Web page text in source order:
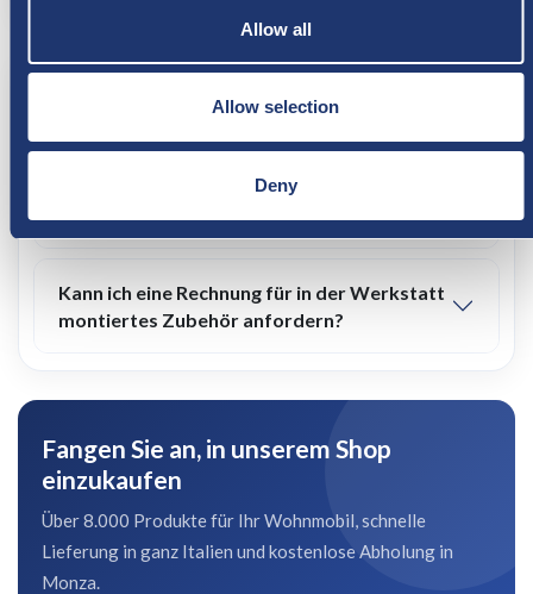
Allow all
Allow selection
Deny
Rechnung und Steuerdaten
Kann ich eine Rechnung für meine Käufe
erhalten?
Kann ich eine Rechnung für in der Werkstatt
montiertes Zubehör anfordern?
Fangen Sie an, in unserem Shop
einzukaufen
Über 8.000 Produkte für Ihr Wohnmobil, schnelle
Lieferung in ganz Italien und kostenlose Abholung in
Monza.